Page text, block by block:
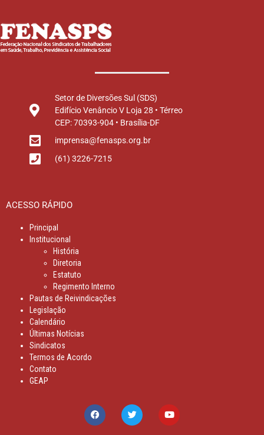
Setor de Diversões Sul (SDS)
Edifício Venâncio V Loja 28 • Térreo
CEP: 70393-904 • Brasília-DF
imprensa@fenasps.org.br
(61) 3226-7215
ACESSO RÁPIDO
Principal
Institucional
História
Diretoria
Estatuto
Regimento Interno
Pautas de Reivindicações
Legislação
Calendário
Últimas Notícias
Sindicatos
Termos de Acordo
Contato
GEAP